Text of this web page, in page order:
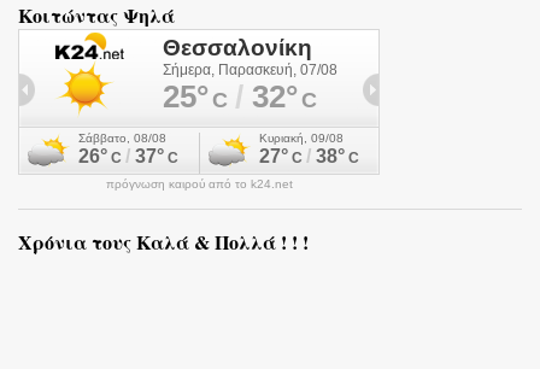
Κοιτώντας Ψηλά
πρόγνωση καιρού από το k24.net
Χρόνια τους Καλά & Πολλά ! ! !